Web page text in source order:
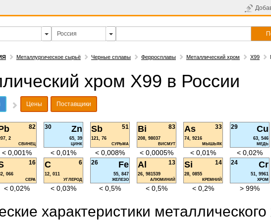
Металлургическое сырьё Черные сплавы Ферросплавы Металлический хром Х99
хром Х99 в России
Цены Поставщики
82
2
СВИНЕЦ
< 0,001%
Zn
30
65, 39
ЦИНК
< 0,01%
Sb 51
121, 76
СУРЬМА
< 0,008%
Bi 83
208, 98037
ВИСМУТ
< 0,0005%
As 33
74, 9216
МЫШЬЯК
< 0,01%
Cu
29
63, 546
МЕДЬ
< 0,02%
16
066
СЕРА
< 0,02%
C 6
12, 011
УГЛЕРОД
< 0,03%
Fe
26
55, 847
ЖЕЛЕЗО
< 0,5%
Al 13
26, 981539
АЛЮМИНИЙ
< 0,5%
Si 14
28, 0855
КРЕМНИЙ
< 0,2%
Cr
24
51, 9961
ХРОМ
> 99%
характеристики